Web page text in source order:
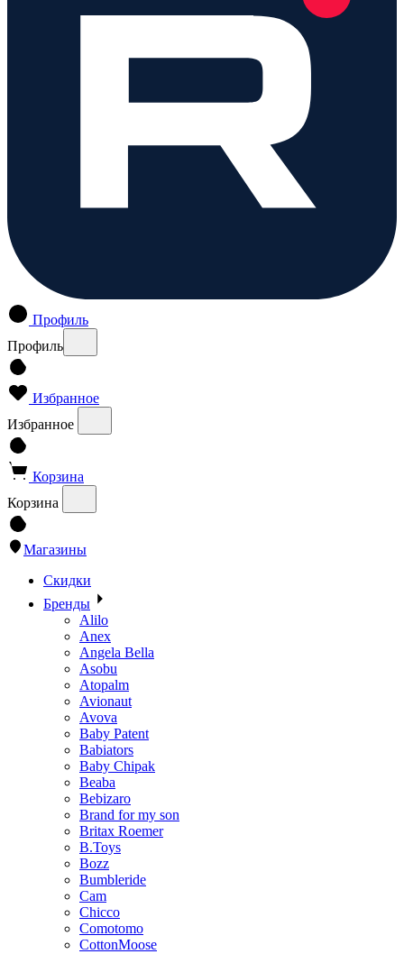
Профиль
Профиль
Избранное
Избранное
Корзина
Корзина
Магазины
Скидки
Бренды
Alilo
Anex
Angela Bella
Asobu
Atopalm
Avionaut
Avova
Baby Patent
Babiators
Baby Chipak
Beaba
Bebizaro
Brand for my son
Britax Roemer
B.Toys
Bozz
Bumbleride
Cam
Chicco
Comotomo
CottonMoose